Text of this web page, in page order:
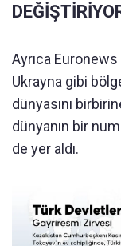
Ayrıca
Ukrayna gibi
dünyasını
dünyanın bir
de yer aldı.